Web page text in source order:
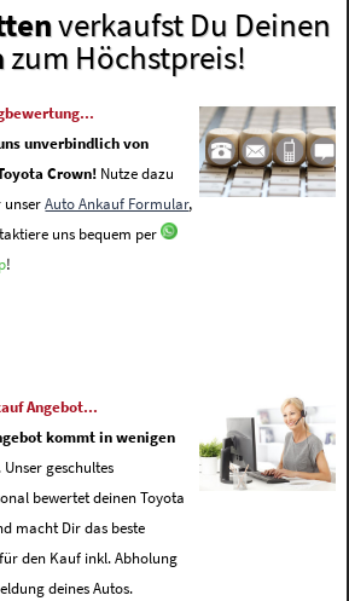
verkaufst Du Deinen
zum Höchstpreis!
unverbindlich von
Crown! Nutze dazu
unserAuto Ankauf Formular,
uns bequem per
!
Angebot...
kommt in wenigen
. Unser geschultes
bewertet deinen Toyota
macht Dir das beste
den Kauf inkl. Abholung
deines Autos.